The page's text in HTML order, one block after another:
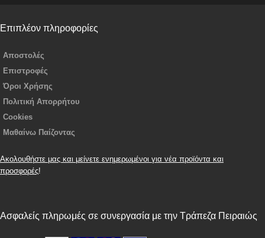
Επιπλέον πληροφορίες
Αποστολές
Επιστροφές
Όροι Χρήσης
Πολιτική Απορρήτου
Cookies
Μαθαίνω Παίζοντας
Ακολουθήστε μας και μείνετε ενημερωμένοι για νέα προϊόντα και
προσφορές!
Ασφαλείς πληρωμές σε συνεργασία με την Τράπεζα Πειραιώς